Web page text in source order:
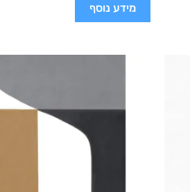
מידע נוסף